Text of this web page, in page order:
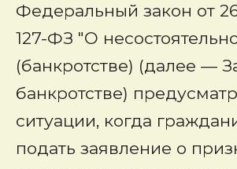
Федеральный закон от
127-ФЗ "О
(банкротстве) (далее —
банкротстве)
ситуации, когда
подать заявление о